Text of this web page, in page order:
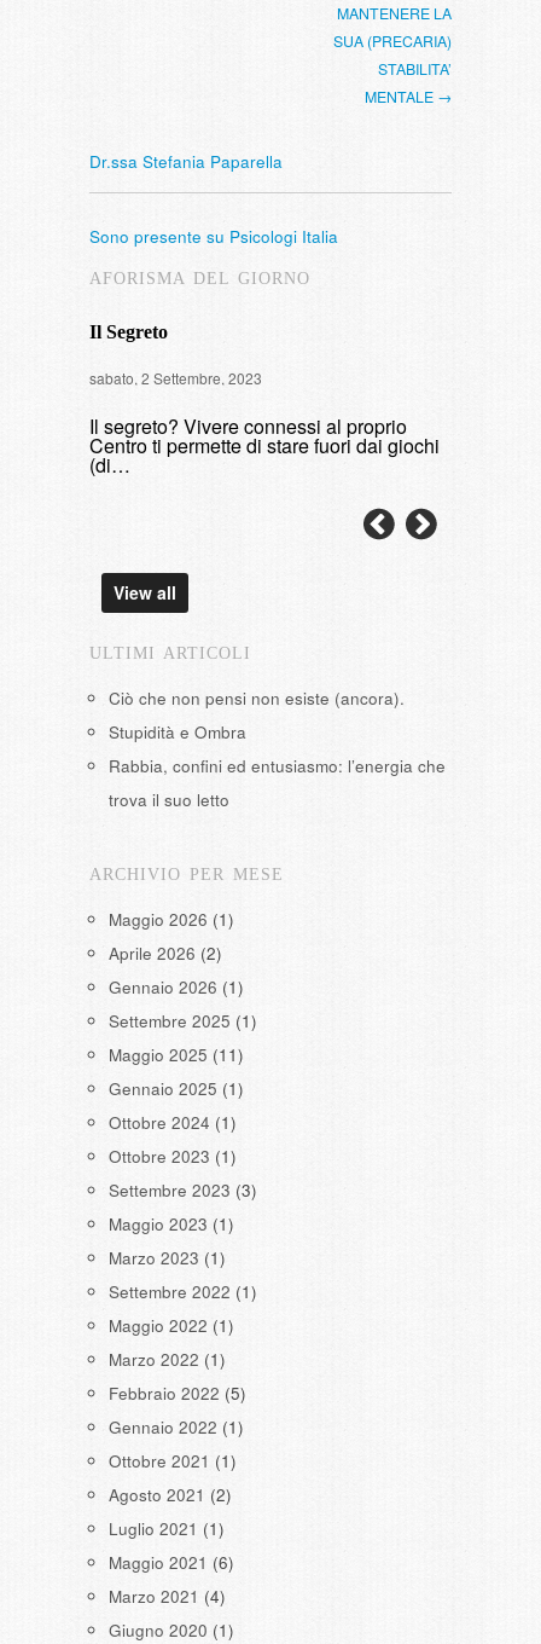
MANTENERE LA
SUA (PRECARIA)
STABILITA’
MENTALE →
Dr.ssa Stefania Paparella
Sono presente su Psicologi Italia
AFORISMA DEL GIORNO
Il Segreto
sabato, 2 Settembre, 2023
Il segreto? Vivere connessi al proprio
Centro ti permette di stare fuori dai giochi
(di…
View all
ULTIMI ARTICOLI
Ciò che non pensi non esiste (ancora).
Stupidità e Ombra
Rabbia, confini ed entusiasmo: l’energia che
trova il suo letto
ARCHIVIO PER MESE
Maggio 2026 (1)
Aprile 2026 (2)
Gennaio 2026 (1)
Settembre 2025 (1)
Maggio 2025 (11)
Gennaio 2025 (1)
Ottobre 2024 (1)
Ottobre 2023 (1)
Settembre 2023 (3)
Maggio 2023 (1)
Marzo 2023 (1)
Settembre 2022 (1)
Maggio 2022 (1)
Marzo 2022 (1)
Febbraio 2022 (5)
Gennaio 2022 (1)
Ottobre 2021 (1)
Agosto 2021 (2)
Luglio 2021 (1)
Maggio 2021 (6)
Marzo 2021 (4)
Giugno 2020 (1)